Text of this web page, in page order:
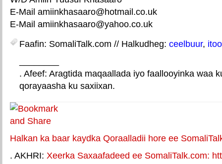
E-Mail amiinkhasaaro@hotmail.co.uk
E-Mail amiinkhasaaro@yahoo.co.uk
Faafin: SomaliTalk.com // Halkudheg: ceelbuur,
. Afeef: Aragtida maqaallada iyo faallooyinka waa
qorayaasha ku saxiixan.
Halkan ka baar kaydka Qoraalladii hore ee
. AKHRI: Xeerka Saxaafadeed ee SomaliTalk.com: